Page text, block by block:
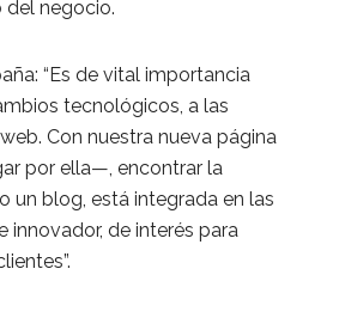
negocio.
“Es de vital importancia
tecnológicos, a las
Con nuestra nueva página
por ella—, encontrar la
un blog, está integrada en las
innovador, de interés para